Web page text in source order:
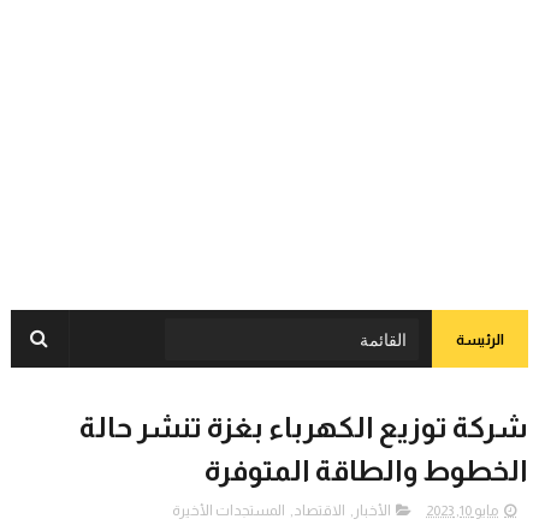
الرئيسة
شركة توزيع الكهرباء بغزة تنشر حالة
الخطوط والطاقة المتوفرة
مايو 10, 2023 الأخبار , الاقتصاد, المستجدات الأخيرة